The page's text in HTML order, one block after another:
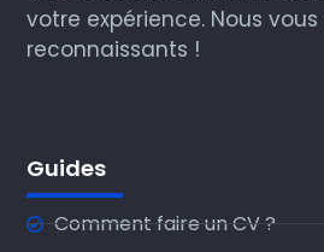
votre expérience. Nous
reconnaissants !
Guides
Comment faire un CV ?